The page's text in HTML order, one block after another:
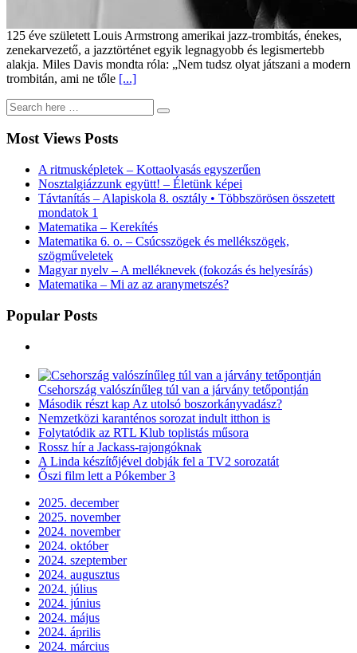
125 éve született Louis Armstrong amerikai jazz-trombitás, énekes,
zenekarvezető, a jazztörténet egyik legnagyobb és legismertebb
alakja. Miles Davis mondta róla: „Nem tudsz olyat játszani a modern
trombitán, ami ne tőle [...]
Most Views Posts
A ritmusképletek – Kottaolvasás egyszerűen
Nosztalgiázzunk együtt! – Életünk képei
Távtanítás – Alapiskola 8. osztály • Többszörösen összetett
mondatok 1
Matematika – Kerekítés
Matematika 6. o. – Csúcsszögek és mellékszögek,
szögműveletek
Magyar nyelv – A melléknevek (fokozás és helyesírás)
Matematika – Mi az az aranymetszés?
Popular Posts
Csehország valószínűleg túl van a járvány tetőpontján
Második részt kap Az utolsó boszorkányvadász?
Nemzetközi karanténos sorozat indult itthon is
Folytatódik az RTL Klub toplistás műsora
Rossz hír a Jackass-rajongóknak
A Linda készítőjével dobják fel a TV2 sorozatát
Őszi film lett a Pókember 3
2025. december
2025. november
2024. november
2024. október
2024. szeptember
2024. augusztus
2024. július
2024. június
2024. május
2024. április
2024. március